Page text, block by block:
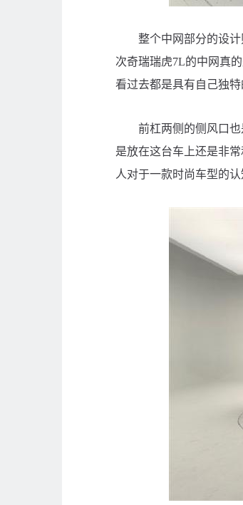
整个中网部分的设计
次奇瑞瑞虎7L的中网真
看过去都是具有自己独特
前杠两侧的侧风口也
是放在这台车上还是非
人对于一款时尚车型的认